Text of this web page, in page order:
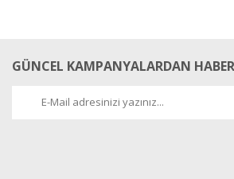
GÜNCEL KAMPANYALARDAN